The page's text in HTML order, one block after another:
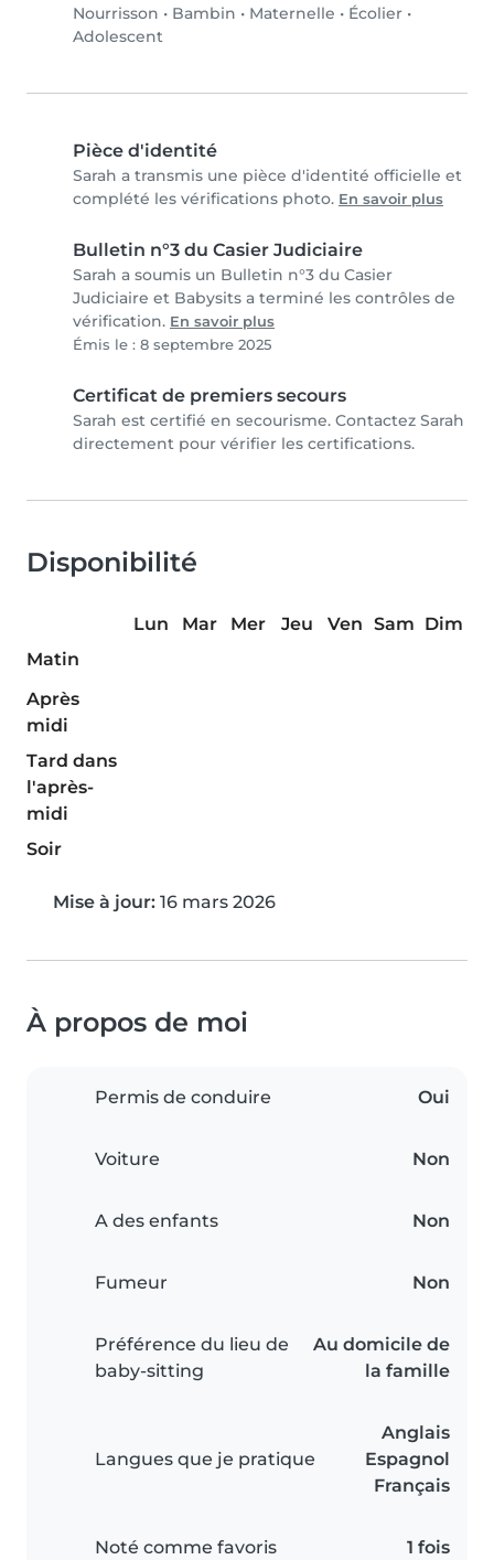
Nourrisson • Bambin • Maternelle • Écolier •
Adolescent
Pièce d'identité
Sarah a transmis une pièce d'identité officielle et
complété les vérifications photo. En savoir plus
Bulletin n°3 du Casier Judiciaire
Sarah a soumis un Bulletin n°3 du Casier
Judiciaire et Babysits a terminé les contrôles de
vérification. En savoir plus
Émis le : 8 septembre 2025
Certificat de premiers secours
Sarah est certifié en secourisme. Contactez Sarah
directement pour vérifier les certifications.
Disponibilité
Lun Mar Mer Jeu Ven Sam Dim
Matin
Après
midi
Tard dans
l'après-
midi
Soir
Mise à jour: 16 mars 2026
À propos de moi
Permis de conduire Oui
Voiture Non
A des enfants Non
Fumeur Non
Préférence du lieu de
baby-sitting
Au domicile de
la famille
Langues que je pratique
Anglais
Espagnol
Français
Noté comme favoris 1 fois